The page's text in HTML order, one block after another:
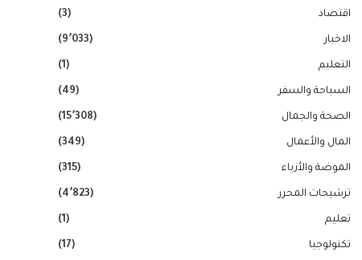
اقتصاد (3)
الاخبار (9٬033)
التعليم (1)
السياحة والسفر (49)
الصحة والجمال (15٬308)
المال والأعمال (349)
الموضة والأزياء (315)
ترشيحات المحرر (4٬823)
تعليم (1)
تكنولوجيا (17)